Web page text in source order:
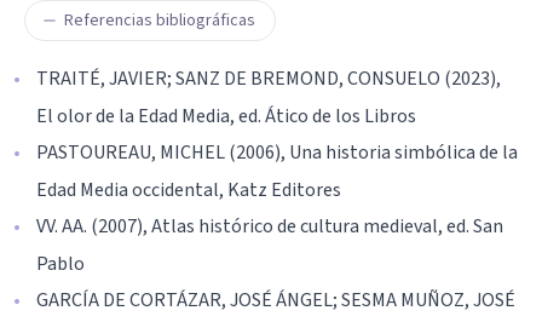
Referencias bibliográficas
TRAITÉ, JAVIER; SANZ DE BREMOND, CONSUELO (2023),
El olor de la Edad Media, ed. Ático de los Libros
PASTOUREAU, MICHEL (2006), Una historia simbólica de la
Edad Media occidental, Katz Editores
VV. AA. (2007), Atlas histórico de cultura medieval, ed. San
Pablo
GARCÍA DE CORTÁZAR, JOSÉ ÁNGEL; SESMA MUÑOZ, JOSÉ